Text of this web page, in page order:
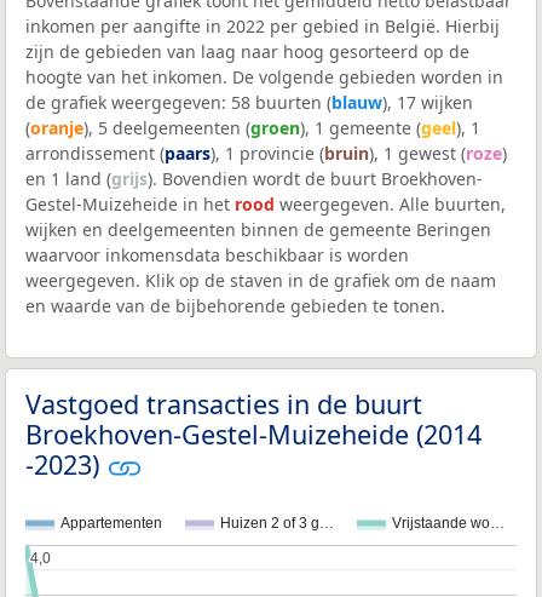
inkomen per aangifte in 2022 per gebied in België. Hierbij
zijn de gebieden van laag naar hoog gesorteerd op de
hoogte van het inkomen. De volgende gebieden worden in
de grafiek weergegeven: 58 buurten (blauw), 17 wijken
(oranje), 5 deelgemeenten (groen), 1 gemeente (geel), 1
arrondissement (paars), 1 provincie (bruin), 1 gewest (roze)
en 1 land (grijs). Bovendien wordt de buurt Broekhoven-
Gestel-Muizeheide in het rood weergegeven. Alle buurten,
wijken en deelgemeenten binnen de gemeente Beringen
waarvoor inkomensdata beschikbaar is worden
weergegeven. Klik op de staven in de grafiek om de naam
en waarde van de bijbehorende gebieden te tonen.
Vastgoed transacties in de buurt
Broekhoven-Gestel-Muizeheide (2014
-2023)
Appartementen Huizen 2 of 3 g… Vrijstaande wo…
4,0
4,0